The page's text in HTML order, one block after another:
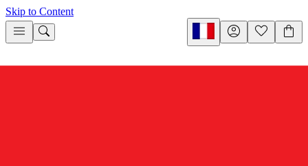
Skip to Content